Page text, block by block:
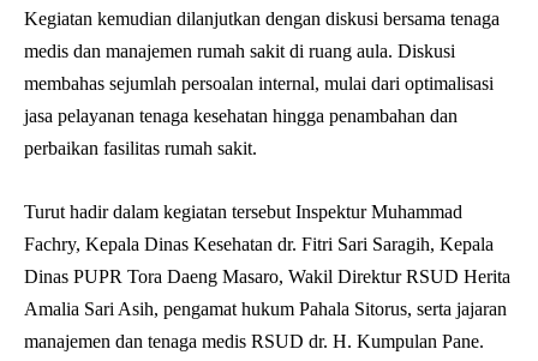
Kegiatan kemudian dilanjutkan dengan diskusi bersama tenaga
medis dan manajemen rumah sakit di ruang aula. Diskusi
membahas sejumlah persoalan internal, mulai dari optimalisasi
jasa pelayanan tenaga kesehatan hingga penambahan dan
perbaikan fasilitas rumah sakit.
Turut hadir dalam kegiatan tersebut Inspektur Muhammad
Fachry, Kepala Dinas Kesehatan dr. Fitri Sari Saragih, Kepala
Dinas PUPR Tora Daeng Masaro, Wakil Direktur RSUD Herita
Amalia Sari Asih, pengamat hukum Pahala Sitorus, serta jajaran
manajemen dan tenaga medis RSUD dr. H. Kumpulan Pane.